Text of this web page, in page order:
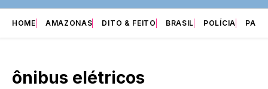
HOME AMAZONAS DITO & FEITO BRASIL POLÍCIA
ônibus elétricos